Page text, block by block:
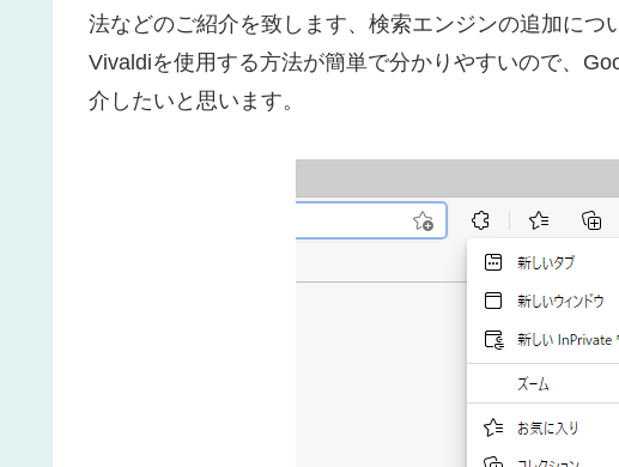
法などのご紹介を致します、検索エンジンの追加につ
Vivaldiを使用する方法が簡単で分かりやすいので、
介したいと思います。